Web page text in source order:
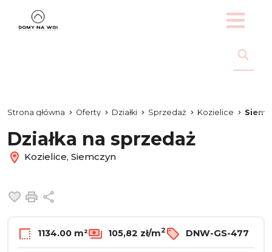
Strona główna Oferty Działki Sprzedaż Kozielice
Działka na sprzedaż
Kozielice, Siemczyn
Dodaj do ulubionych
Drukuj
1134.00 m² 105,82 zł/m2 DNW-GS-477